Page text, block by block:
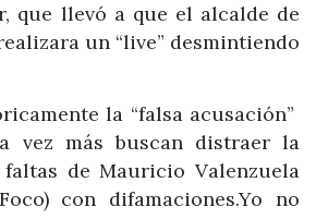
que llevó a que el alcalde de
un “live” desmintiendo
la “falsa acusación”
vez más buscan distraer la
de Mauricio Valenzuela
con difamaciones.Yo no